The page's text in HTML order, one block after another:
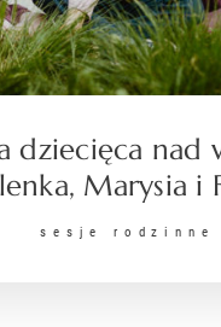
dziecięca nad
Marysia i
sesje rodzinne